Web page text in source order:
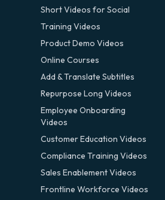
Short Videos for Social
Training Videos
Product Demo Videos
Online Courses
Add & Translate Subtitles
Repurpose Long Videos
Employee Onboarding
Videos
Customer Education Videos
Compliance Training Videos
Sales Enablement Videos
Frontline Workforce Videos